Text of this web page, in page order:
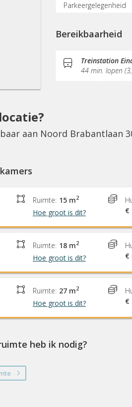
Parkeergelegenheid
KVK-inschrijving
Bereikbaarheid
Treinstation
44 min. lopen
aan Noord Brabantlaan
Ruimte: 15 m2
Hoe groot is dit?
€
Ruimte: 18 m2
Hoe groot is dit?
€
Ruimte: 27 m2
Hoe groot is dit?
€
heb ik nodig?